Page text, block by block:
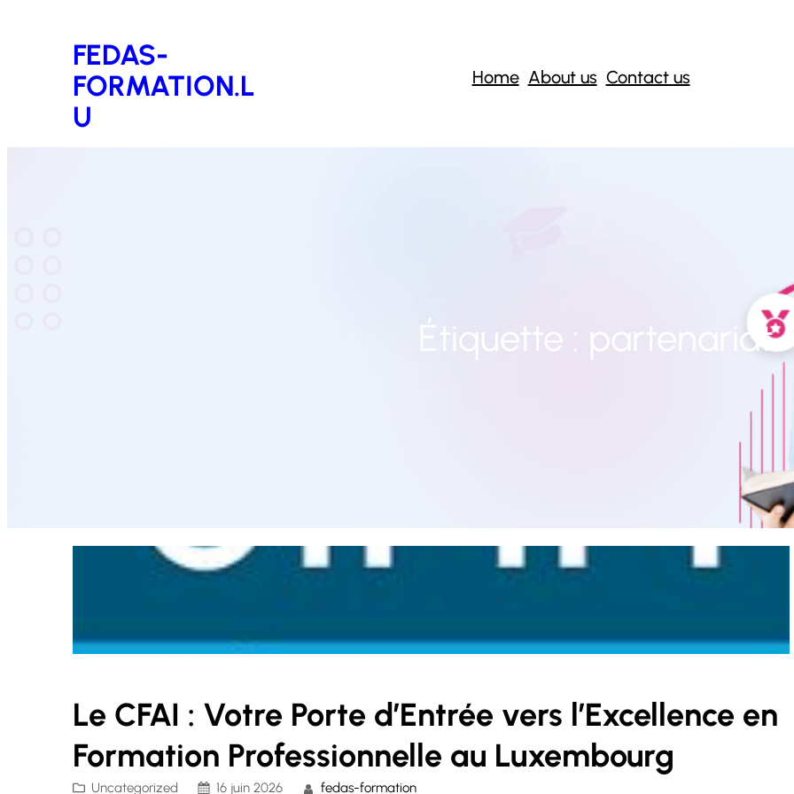
FEDAS-
FORMATION.L
U
Home About us Contact us
Étiquette : partenariat
Le CFAI : Votre Porte d’Entrée vers l’Excellence en
Formation Professionnelle au Luxembourg
Uncategorized 16 juin 2026 fedas-formation